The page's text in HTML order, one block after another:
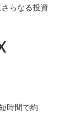
らなる投資
時間で約